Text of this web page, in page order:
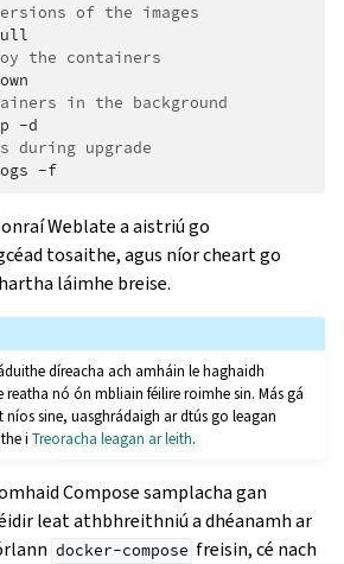
of the images
the containers
in the background
during upgrade
Weblate a aistriú go
tosaithe, agus níor cheart go
láimhe breise.
díreacha ach amháin le haghaidh
nó ón mbliain féilire roimhe sin. Más gá
sine, uasghrádaigh ar dtús go leagan
iTreoracha leagan ar leith.
Compose samplacha gan
leat athbhreithniú a dhéanamh ar
docker-compose freisin, cé nach